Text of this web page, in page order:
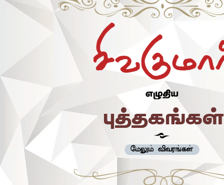
A>^
மேலும் விவரங்கள்